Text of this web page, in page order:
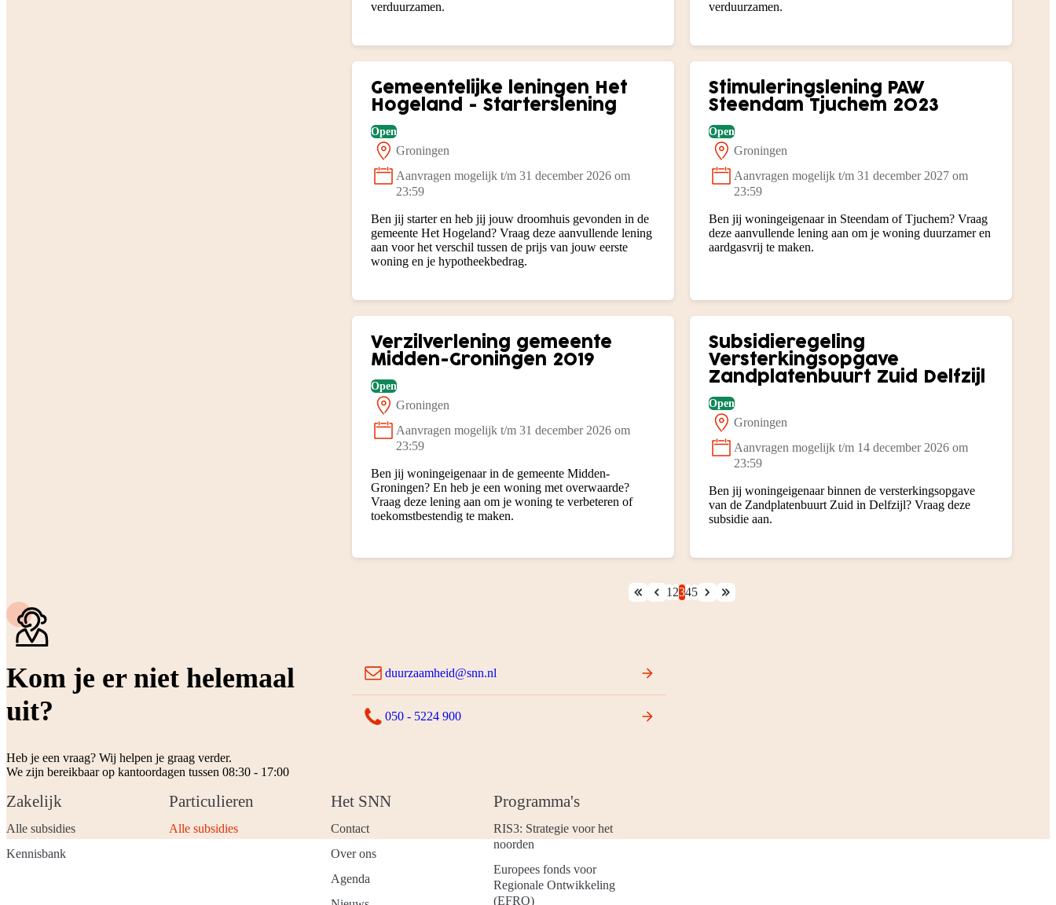
verduurzamen.
verduurzamen.
Gemeentelijke leningen Het
Hogeland - Starterslening
Open
Locatie:
Groningen
Status:
Aanvragen mogelijk t/m 31 december 2026 om
23:59
Ben jij starter en heb jij jouw droomhuis gevonden in de
gemeente Het Hogeland? Vraag deze aanvullende lening
aan voor het verschil tussen de prijs van jouw eerste
woning en je hypotheekbedrag.
Stimuleringslening PAW
Steendam Tjuchem 2023
Open
Locatie:
Groningen
Status:
Aanvragen mogelijk t/m 31 december 2027 om
23:59
Ben jij woningeigenaar in Steendam of Tjuchem? Vraag
deze aanvullende lening aan om je woning duurzamer en
aardgasvrij te maken.
Verzilverlening gemeente
Midden-Groningen 2019
Open
Locatie:
Groningen
Status:
Aanvragen mogelijk t/m 31 december 2026 om
23:59
Ben jij woningeigenaar in de gemeente Midden-
Groningen? En heb je een woning met overwaarde?
Vraag deze lening aan om je woning te verbeteren of
toekomstbestendig te maken.
Subsidieregeling
Versterkingsopgave
Zandplatenbuurt Zuid Delfzijl
Open
Locatie:
Groningen
Status:
Aanvragen mogelijk t/m 14 december 2026 om
23:59
Ben jij woningeigenaar binnen de versterkingsopgave
van de Zandplatenbuurt Zuid in Delfzijl? Vraag deze
subsidie aan.
1 2345
Kom je er niet helemaal
uit?
Heb je een vraag? Wij helpen je graag verder.
We zijn bereikbaar op kantoordagen tussen 08:30 - 17:00
duurzaamheid@snn.nl
050 - 5224 900
Zakelijk
Alle subsidies
Kennisbank
Particulieren
Alle subsidies
Het SNN
Contact
Over ons
Agenda
Programma's
RIS3: Strategie voor het
noorden
Europees fonds voor
Regionale Ontwikkeling
(EFRO)